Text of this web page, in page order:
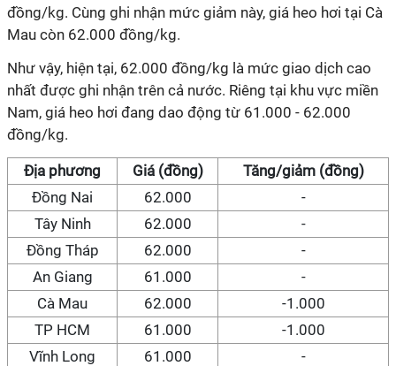
đồng/kg. Cùng ghi nhận mức giảm này, giá heo hơi tại Cà
Mau còn 62.000 đồng/kg.
Như vậy, hiện tại, 62.000 đồng/kg là mức giao dịch cao
nhất được ghi nhận trên cả nước. Riêng tại khu vực miền
Nam, giá heo hơi đang dao động từ 61.000 - 62.000
đồng/kg.
Địa phương Giá (đồng)
Tăng/giảm (đồng)
Đồng Nai
62.000
-
Tây Ninh
62.000
-
Đồng Tháp
62.000
-
An Giang
61.000
-
Cà Mau
62.000
-1.000
TP HCM
61.000
-1.000
Vĩnh Long
61.000
-